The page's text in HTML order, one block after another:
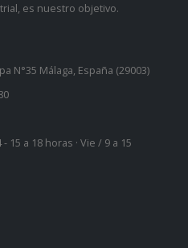
es nuestro objetivo.
N°35 Málaga, España (29003)
- 15 a 18 horas · Vie / 9 a 15